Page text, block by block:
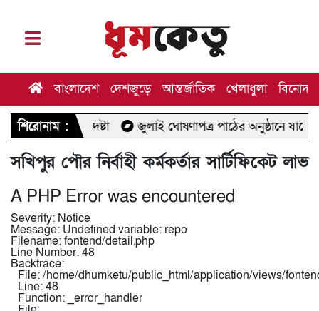
বাংলাদেশ দেশজুড়ে আন্তর্জাতিক খেলাধুলা বিনোদন
শিরোনাম :জুলাই ঘোষণাপত্র পাঠের অনুষ্ঠানে যাচ্ছেন মির্জা ফখরুল
সখিপুর পৌর নির্বাহী কর্মকর্তার সার্টিফিকেট লাভ
A PHP Error was encountered
Severity: Notice
Message: Undefined variable: repo
Filename: fontend/detail.php
Line Number: 48
Backtrace:
File: /home/dhumketu/public_html/application/views/
Line: 48
Function: _error_handler